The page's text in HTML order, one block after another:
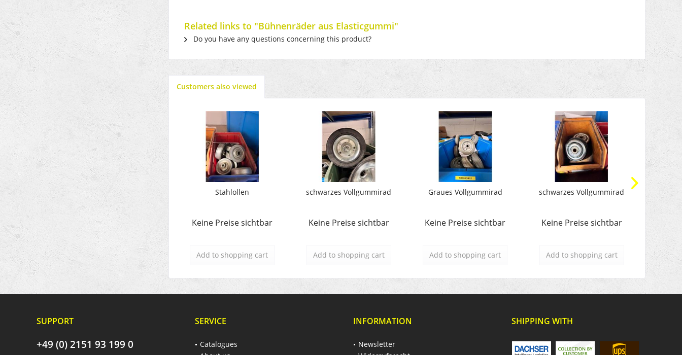
Related links to "Bühnenräder aus Elasticgummi"
Do you have any questions concerning this product?
Customers also viewed
Stahlollen
Keine Preise sichtbar
Add to shopping cart
schwarzes Vollgummirad
Keine Preise sichtbar
Add to shopping cart
Graues Vollgummirad
Keine Preise sichtbar
Add to shopping cart
schwarzes Vollgummirad
Keine Preise sichtbar
Add to shopping cart Add
SUPPORT
+49 (0) 2151 93 199 0
SERVICE
Catalogues
INFORMATION
Newsletter
SHIPPING WITH